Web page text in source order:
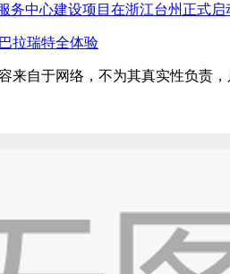
务中心建设项目在浙江台州正式启
拉瑞特全体验
来自于网络，不为其真实性负责